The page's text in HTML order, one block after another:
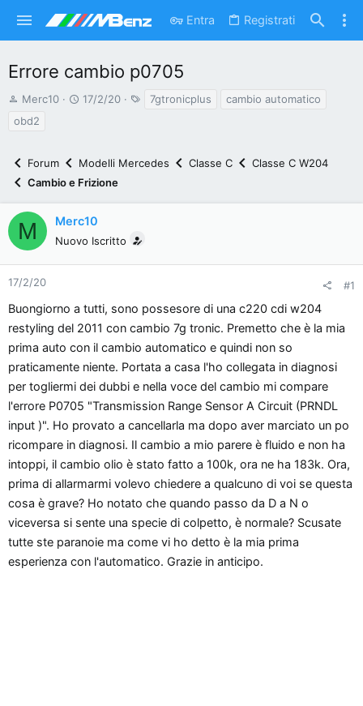
Entra Registrati
Errore cambio p0705
A
u
d
i
s
u
s
i
o
n
e
Merc10
D
d
'
i
n
i
17/2/20 7gtronicplus
cambio automatico
obd2
Forum Modelli Mercedes Classe C
Classe C W204
Cambio e Frizione
M Merc10
Nuovo Iscritto
17/2/20 #1
Buongiorno a tutti, sono possesore di una c220 cdi w204
restyling del 2011 con cambio 7g tronic. Premetto che è la mia
prima auto con il cambio automatico e quindi non so
praticamente niente. Portata a casa l'ho collegata in diagnosi
per togliermi dei dubbi e nella voce del cambio mi compare
l'errore P0705 "Transmission Range Sensor A Circuit (PRNDL
input )". Ho provato a cancellarla ma dopo aver marciato un po
ricompare in diagnosi. Il cambio a mio parere è fluido e non ha
intoppi, il cambio olio è stato fatto a 100k, ora ne ha 183k. Ora,
prima di allarmarmi volevo chiedere a qualcuno di voi se questa
cosa è grave? Ho notato che quando passo da D a N o
viceversa si sente una specie di colpetto, è normale? Scusate
tutte ste paranoie ma come vi ho detto è la mia prima
esperienza con l'automatico. Grazie in anticipo.